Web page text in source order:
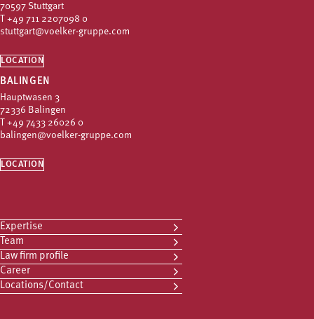
70597 Stuttgart
+49 711 2207098 0
stuttgart@voelker-gruppe.com
LOCATION
BALINGEN
Hauptwasen 3
72336 Balingen
+49 7433 26026 0
balingen@voelker-gruppe.com
LOCATION
Expertise
Team
Law firm profile
Career
Locations/Contact